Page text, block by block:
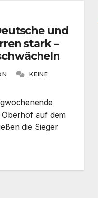
und
stark –
KEINE
auf dem
die Sieger